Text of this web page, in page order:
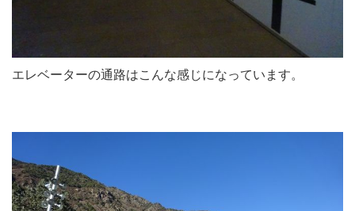
エレベーターの通路はこんな感じになっています。